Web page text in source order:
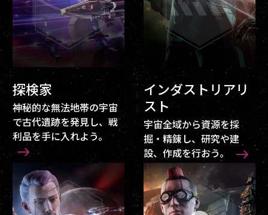
探検家
神秘的な無法地帯の宇宙
で古代遺跡を発見し、戦
利品を手に入れよう。
インダストリアリ
スト
宇宙全域から資源を採
掘・精錬し、研究や建
設、作成を行おう。